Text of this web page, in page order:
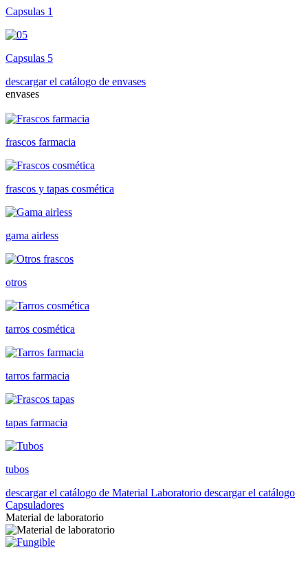
Capsulas 1
Capsulas 5
descargar el catálogo de envases
envases
frascos farmacia
frascos y tapas cosmética
gama airless
otros
tarros cosmética
tarros farmacia
tapas farmacia
tubos
descargar el catálogo de Material Laboratorio descargar el catálogo
Capsuladores
Material de laboratorio